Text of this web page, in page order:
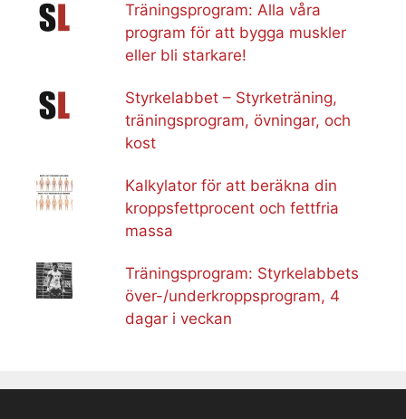
Träningsprogram: Alla våra
program för att bygga muskler
eller bli starkare!
Styrkelabbet – Styrketräning,
träningsprogram, övningar, och
kost
Kalkylator för att beräkna din
kroppsfettprocent och fettfria
massa
Träningsprogram: Styrkelabbets
över-/underkroppsprogram, 4
dagar i veckan